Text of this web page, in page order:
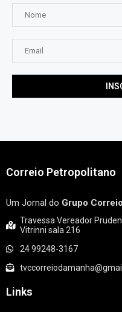
Correio Petropolitano
Um Jornal do Grupo
Travessa Vereador
Vitrinni sala 216
24 99248-3167
Links